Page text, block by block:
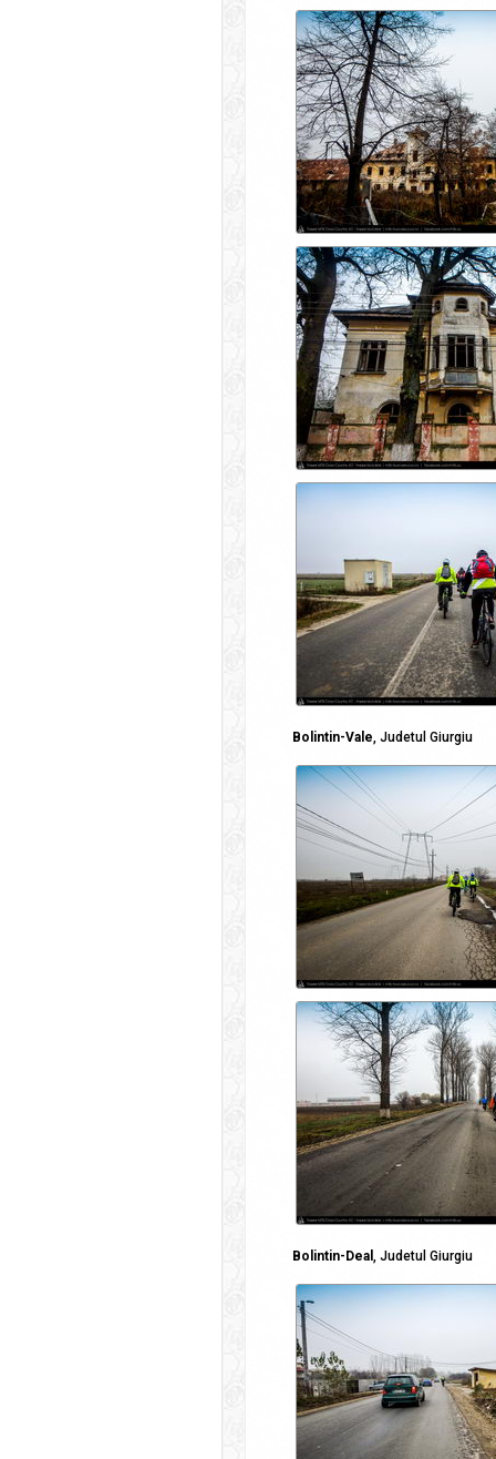
Bolintin-Vale, Judetul Giurgiu
Bolintin-Deal , Judetul Giurgiu